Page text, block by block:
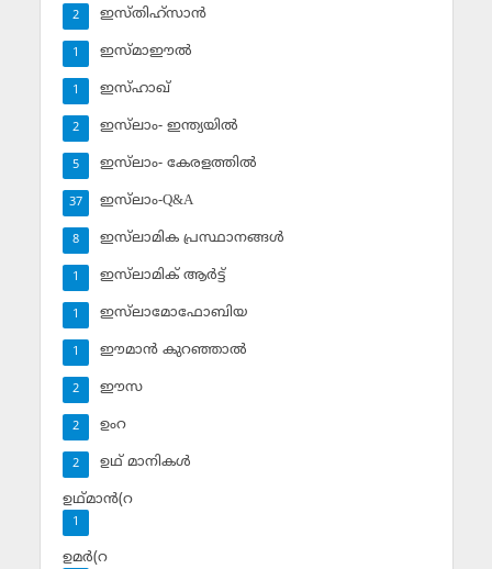
ഇസ്തിഹ്‌സാന്‍
2
ഇസ്മാഈല്‍
1
ഇസ്ഹാഖ്‌
1
ഇസ്‌ലാം- ഇന്ത്യയില്‍
2
ഇസ്‌ലാം- കേരളത്തില്‍
5
ഇസ്‌ലാം-Q&A
37
ഇസ്‌ലാമിക പ്രസ്ഥാനങ്ങള്‍
8
ഇസ്‌ലാമിക് ആര്‍ട്ട്
1
ഇസ്‌ലാമോഫോബിയ
1
ഈമാന്‍ കുറഞ്ഞാല്‍
1
ഈസ
2
ഉംറ
2
ഉഥ് മാനികള്‍
2
ഉഥ്മാന്‍(റ
1
ഉമര്‍(റ